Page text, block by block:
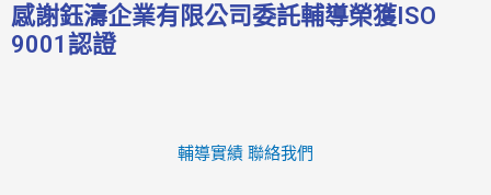
感謝鈺濤企業有限公司委託輔導榮獲ISO
9001認證
輔導實績 聯絡我們